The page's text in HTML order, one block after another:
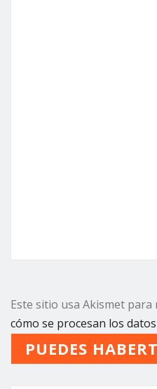
Este sitio usa Akismet para
cómo se procesan los
PUEDES